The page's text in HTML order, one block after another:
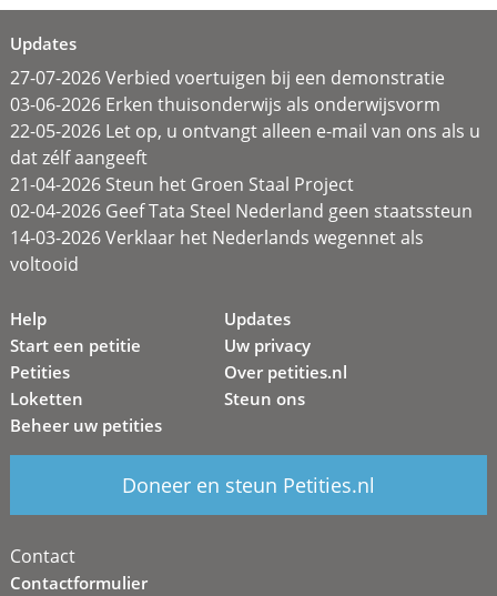
Updates
27-07-2026 Verbied voertuigen bij een demonstratie
03-06-2026 Erken thuisonderwijs als onderwijsvorm
22-05-2026 Let op, u ontvangt alleen e-mail van ons als u
dat zélf aangeeft
21-04-2026 Steun het Groen Staal Project
02-04-2026 Geef Tata Steel Nederland geen staatssteun
14-03-2026 Verklaar het Nederlands wegennet als
voltooid
Help
Start een petitie
Petities
Loketten
Beheer uw petities
Updates
Uw privacy
Over petities.nl
Steun ons
Doneer en steun Petities.nl
Contact
Contactformulier